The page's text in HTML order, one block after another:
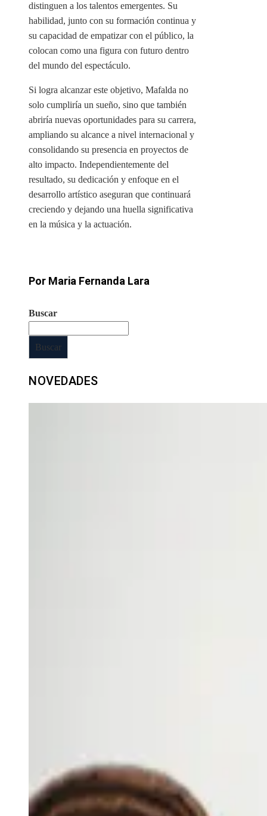
distinguen a los talentos emergentes. Su
habilidad, junto con su formación continua y
su capacidad de empatizar con el público, la
colocan como una figura con futuro dentro
del mundo del espectáculo.
Si logra alcanzar este objetivo, Mafalda no
solo cumpliría un sueño, sino que también
abriría nuevas oportunidades para su carrera,
ampliando su alcance a nivel internacional y
consolidando su presencia en proyectos de
alto impacto. Independientemente del
resultado, su dedicación y enfoque en el
desarrollo artístico aseguran que continuará
creciendo y dejando una huella significativa
en la música y la actuación.
Por Maria Fernanda Lara
Buscar
Buscar
NOVEDADES